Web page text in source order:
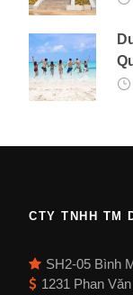
CTY TNHH TM
SH2-05 Bình
1231 Phan